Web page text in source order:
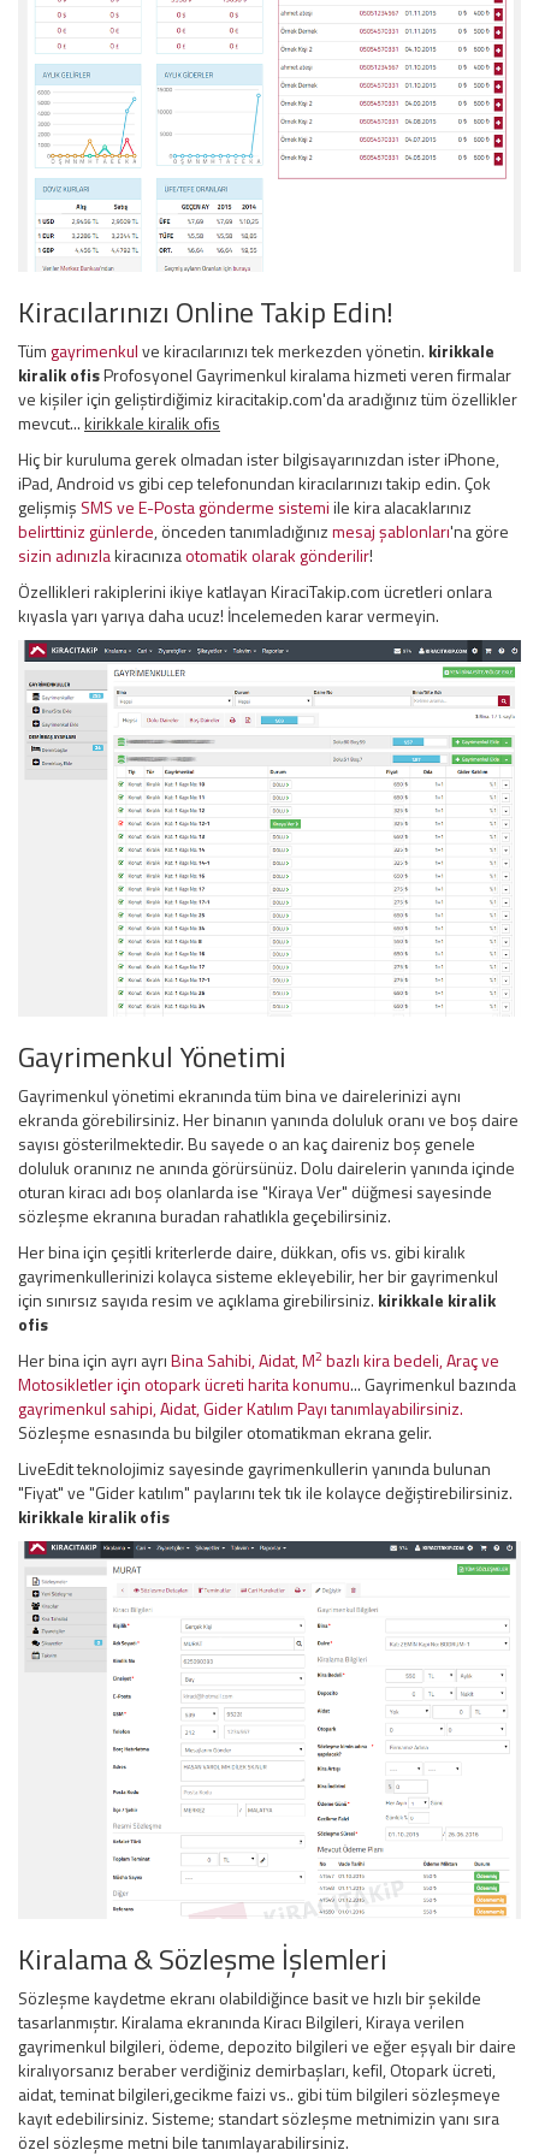
Kiracılarınızı Online Takip Edin!
Tüm gayrimenkulve kiracılarınızı tek merkezden yönetin. kirikkale
kiralik ofisProfosyonel Gayrimenkul kiralama hizmeti veren firmalar
ve kişiler için geliştirdiğimiz kiracitakip.com'da aradığınız tüm özellikler
mevcut...kirikkale kiralik ofis
Hiç bir kuruluma gerek olmadan ister bilgisayarınızdan ister iPhone,
iPad, Android vs gibi cep telefonundan kiracılarınızı takip edin. Çok
gelişmiş SMS ve E-Posta gönderme sistemiile kira alacaklarınız
belirttiniz günlerde, önceden tanımladığınızmesaj şablonları'na göre
sizin adınızlakiracınızaotomatik olarak gönderilir!
Özellikleri rakiplerini ikiye katlayan KiraciTakip.com ücretleri onlara
kıyasla yarı yarıya daha ucuz! İncelemeden karar vermeyin.
Gayrimenkul Yönetimi
Gayrimenkul yönetimi ekranında tüm bina ve dairelerinizi aynı
ekranda görebilirsiniz. Her binanın yanında doluluk oranı ve boş daire
sayısı gösterilmektedir. Bu sayede o an kaç daireniz boş genele
doluluk oranınız ne anında görürsünüz. Dolu dairelerin yanında içinde
oturan kiracı adı boş olanlarda ise "Kiraya Ver" düğmesi sayesinde
sözleşme ekranına buradan rahatlıkla geçebilirsiniz.
Her bina için çeşitli kriterlerde daire, dükkan, ofis vs. gibi kiralık
gayrimenkullerinizi kolayca sisteme ekleyebilir, her bir gayrimenkul
için sınırsız sayıda resim ve açıklama girebilirsiniz. kirikkale kiralik
ofis
Her bina için ayrı ayrıBina Sahibi, Aidat, M2 bazlı kira bedeli, Araç ve
Motosikletler için otopark ücreti harita konumu... Gayrimenkul bazında
gayrimenkul sahipi, Aidat, Gider Katılım Payı tanımlayabilirsiniz.
Sözleşme esnasında bu bilgiler otomatikman ekrana gelir.
LiveEdit teknolojimiz sayesinde gayrimenkullerin yanında bulunan
"Fiyat" ve "Gider katılım" paylarını tek tık ile kolayce değiştirebilirsiniz.
kirikkale kiralik ofis
Kiralama & Sözleşme İşlemleri
Sözleşme kaydetme ekranı olabildiğince basit ve hızlı bir şekilde
tasarlanmıştır. Kiralama ekranında Kiracı Bilgileri, Kiraya verilen
gayrimenkul bilgileri, ödeme, depozito bilgileri ve eğer eşyalı bir daire
kiralıyorsanız beraber verdiğiniz demirbaşları, kefil, Otopark ücreti,
aidat, teminat bilgileri,gecikme faizi vs.. gibi tüm bilgileri sözleşmeye
kayıt edebilirsiniz. Sisteme; standart sözleşme metnimizin yanı sıra
özel sözleşme metni bile tanımlayarabilirsiniz.